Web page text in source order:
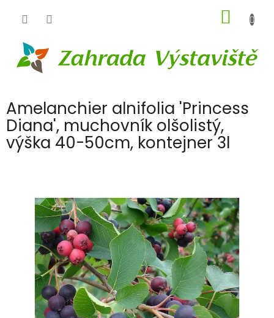
KOŠÍK
Amelanchier alnifolia 'Princess
Diana', muchovník olšolistý,
výška 40-50cm, kontejner 3l